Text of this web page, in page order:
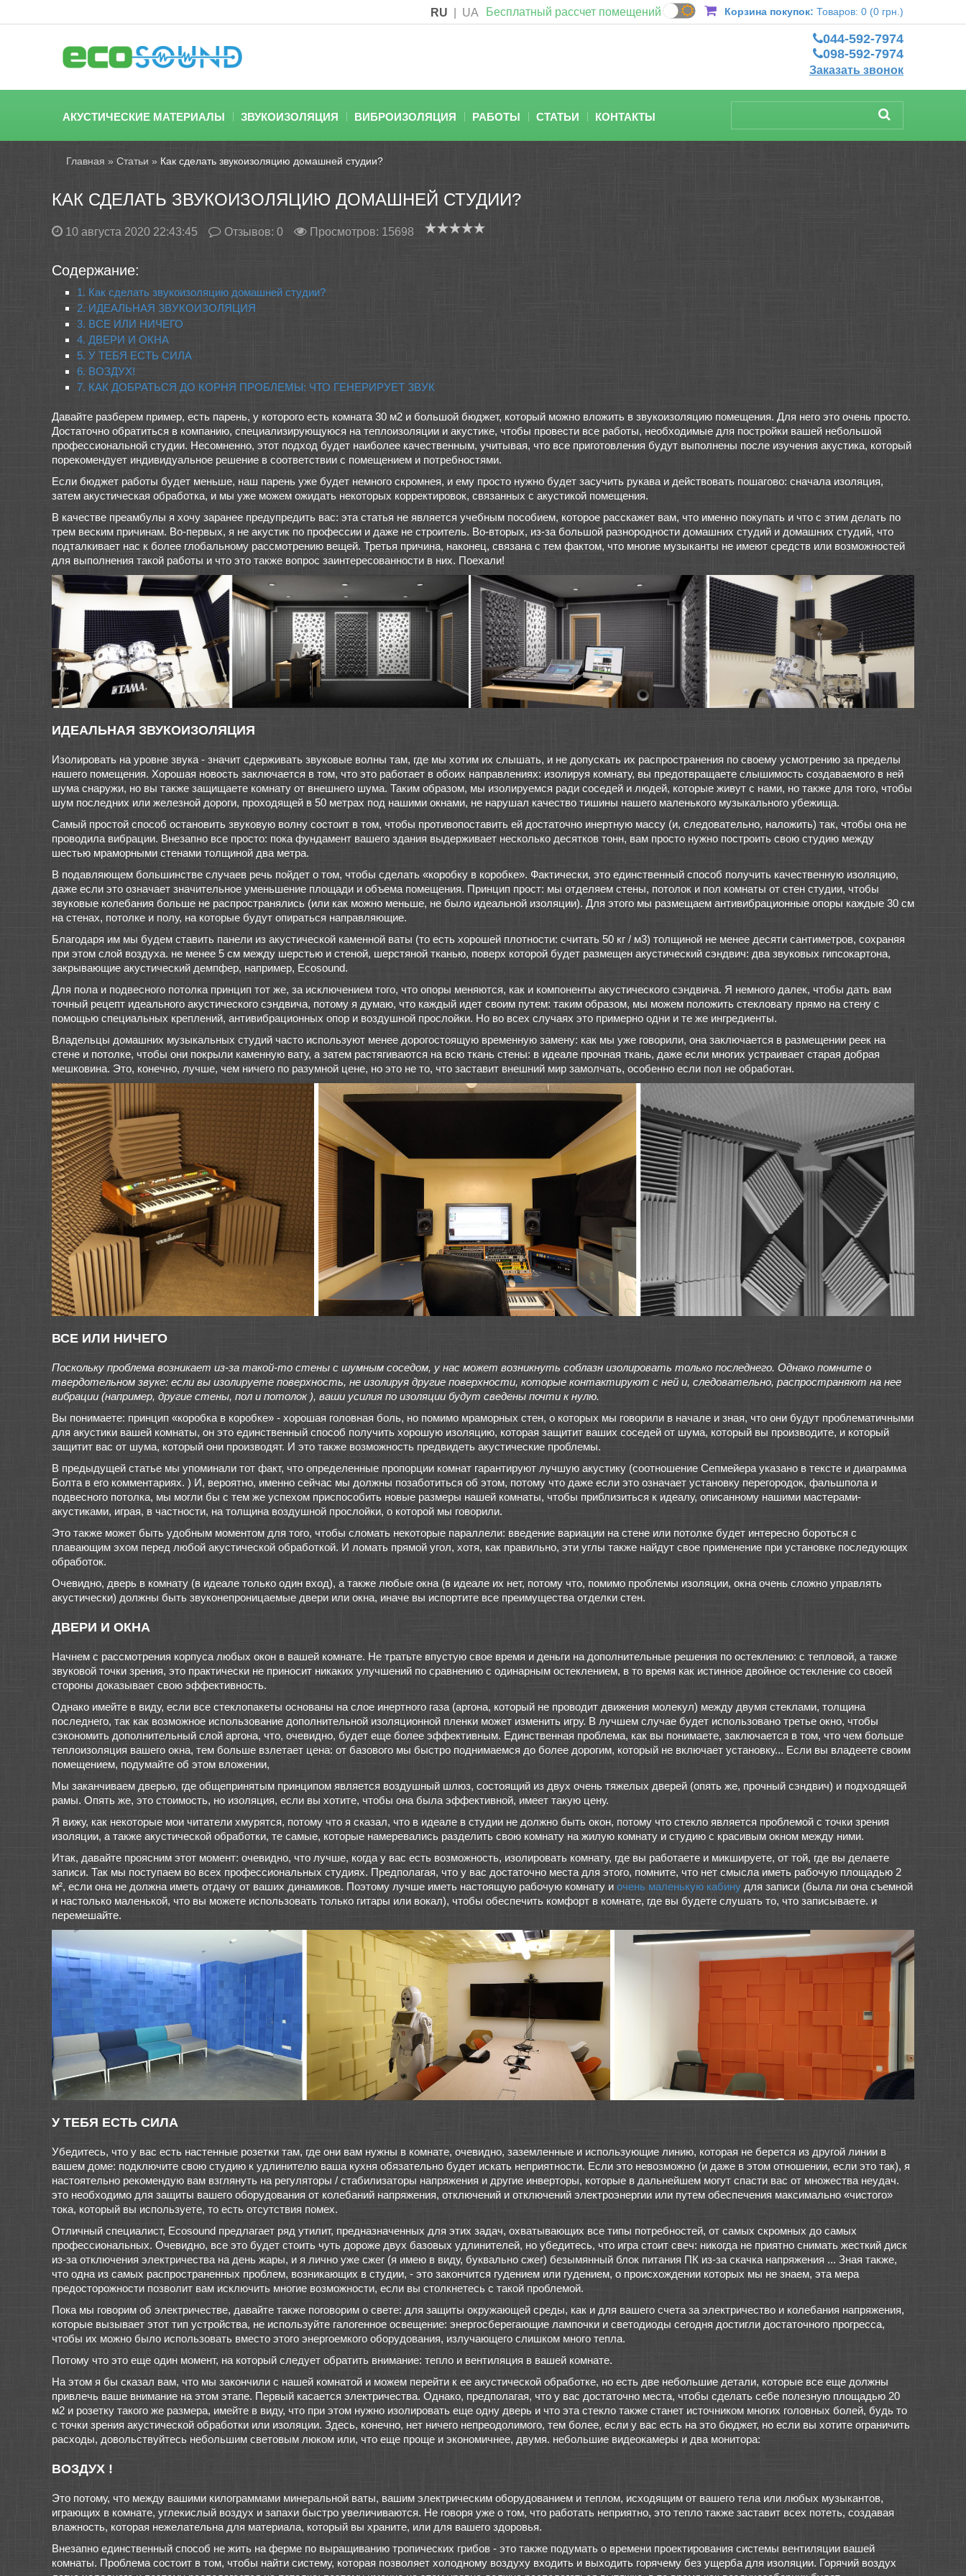
RU UA Бесплатный рассчет помещений Корзина покупок: Товаров: 0 (0 грн.)
044-592-7974
098-592-7974
Заказать звонок
АКУСТИЧЕСКИЕ МАТЕРИАЛЫ ЗВУКОИЗОЛЯЦИЯ ВИБРОИЗОЛЯЦИЯ РАБОТЫ СТАТЬИ КОНТАКТЫ
Главная » Статьи » Как сделать звукоизоляцию домашней студии?
КАК СДЕЛАТЬ ЗВУКОИЗОЛЯЦИЮ ДОМАШНЕЙ СТУДИИ?
10 августа 2020 22:43:45 Отзывов: 0 Просмотров: 15698
Содержание:
1. Как сделать звукоизоляцию домашней студии?
2. ИДЕАЛЬНАЯ ЗВУКОИЗОЛЯЦИЯ
3. ВСЕ ИЛИ НИЧЕГО
4. ДВЕРИ И ОКНА
5. У ТЕБЯ ЕСТЬ СИЛА
6. ВОЗДУХ!
7. КАК ДОБРАТЬСЯ ДО КОРНЯ ПРОБЛЕМЫ: ЧТО ГЕНЕРИРУЕТ ЗВУК
Давайте разберем пример, есть парень, у которого есть комната 30 м2 и большой бюджет, который можно вложить в звукоизоляцию помещения. Для него это очень просто.
Достаточно обратиться в компанию, специализирующуюся на теплоизоляции и акустике, чтобы провести все работы, необходимые для постройки вашей небольшой
профессиональной студии. Несомненно, этот подход будет наиболее качественным, учитывая, что все приготовления будут выполнены после изучения акустика, который
порекомендует индивидуальное решение в соответствии с помещением и потребностями.
Если бюджет работы будет меньше, наш парень уже будет немного скромнея, и ему просто нужно будет засучить рукава и действовать пошагово: сначала изоляция,
затем акустическая обработка, и мы уже можем ожидать некоторых корректировок, связанных с акустикой помещения.
В качестве преамбулы я хочу заранее предупредить вас: эта статья не является учебным пособием, которое расскажет вам, что именно покупать и что с этим делать по
трем веским причинам. Во-первых, я не акустик по профессии и даже не строитель. Во-вторых, из-за большой разнородности домашних студий и домашних студий, что
подталкивает нас к более глобальному рассмотрению вещей. Третья причина, наконец, связана с тем фактом, что многие музыканты не имеют средств или возможностей
для выполнения такой работы и что это также вопрос заинтересованности в них. Поехали!
ИДЕАЛЬНАЯ ЗВУКОИЗОЛЯЦИЯ
Изолировать на уровне звука - значит сдерживать звуковые волны там, где мы хотим их слышать, и не допускать их распространения по своему усмотрению за пределы
нашего помещения. Хорошая новость заключается в том, что это работает в обоих направлениях: изолируя комнату, вы предотвращаете слышимость создаваемого в ней
шума снаружи, но вы также защищаете комнату от внешнего шума. Таким образом, мы изолируемся ради соседей и людей, которые живут с нами, но также для того, чтобы
шум последних или железной дороги, проходящей в 50 метрах под нашими окнами, не нарушал качество тишины нашего маленького музыкального убежища.
Самый простой способ остановить звуковую волну состоит в том, чтобы противопоставить ей достаточно инертную массу (и, следовательно, наложить) так, чтобы она не
проводила вибрации. Внезапно все просто: пока фундамент вашего здания выдерживает несколько десятков тонн, вам просто нужно построить свою студию между
шестью мраморными стенами толщиной два метра.
В подавляющем большинстве случаев речь пойдет о том, чтобы сделать «коробку в коробке». Фактически, это единственный способ получить качественную изоляцию,
даже если это означает значительное уменьшение площади и объема помещения. Принцип прост: мы отделяем стены, потолок и пол комнаты от стен студии, чтобы
звуковые колебания больше не распространялись (или как можно меньше, не было идеальной изоляции). Для этого мы размещаем антивибрационные опоры каждые 30 см
на стенах, потолке и полу, на которые будут опираться направляющие.
Благодаря им мы будем ставить панели из акустической каменной ваты (то есть хорошей плотности: считать 50 кг / м3) толщиной не менее десяти сантиметров, сохраняя
при этом слой воздуха. не менее 5 см между шерстью и стеной, шерстяной тканью, поверх которой будет размещен акустический сэндвич: два звуковых гипсокартона,
закрывающие акустический демпфер, например, Ecosound.
Для пола и подвесного потолка принцип тот же, за исключением того, что опоры меняются, как и компоненты акустического сэндвича. Я немного далек, чтобы дать вам
точный рецепт идеального акустического сэндвича, потому я думаю, что каждый идет своим путем: таким образом, мы можем положить стекловату прямо на стену с
помощью специальных креплений, антивибрационных опор и воздушной прослойки. Но во всех случаях это примерно одни и те же ингредиенты.
Владельцы домашних музыкальных студий часто используют менее дорогостоящую временную замену: как мы уже говорили, она заключается в размещении реек на
стене и потолке, чтобы они покрыли каменную вату, а затем растягиваются на всю ткань стены: в идеале прочная ткань, даже если многих устраивает старая добрая
мешковина. Это, конечно, лучше, чем ничего по разумной цене, но это не то, что заставит внешний мир замолчать, особенно если пол не обработан.
ВСЕ ИЛИ НИЧЕГО
Поскольку проблема возникает из-за такой-то стены с шумным соседом, у нас может возникнуть соблазн изолировать только последнего. Однако помните о
твердотельном звуке: если вы изолируете поверхность, не изолируя другие поверхности, которые контактируют с ней и, следовательно, распространяют на нее
вибрации (например, другие стены, пол и потолок ), ваши усилия по изоляции будут сведены почти к нулю.
Вы понимаете: принцип «коробка в коробке» - хорошая головная боль, но помимо мраморных стен, о которых мы говорили в начале и зная, что они будут проблематичными
для акустики вашей комнаты, он это единственный способ получить хорошую изоляцию, которая защитит ваших соседей от шума, который вы производите, и который
защитит вас от шума, который они производят. И это также возможность предвидеть акустические проблемы.
В предыдущей статье мы упоминали тот факт, что определенные пропорции комнат гарантируют лучшую акустику (соотношение Сепмейера указано в тексте и диаграмма
Болта в его комментариях. ) И, вероятно, именно сейчас мы должны позаботиться об этом, потому что даже если это означает установку перегородок, фальшпола и
подвесного потолка, мы могли бы с тем же успехом приспособить новые размеры нашей комнаты, чтобы приблизиться к идеалу, описанному нашими мастерами-
акустиками, играя, в частности, на толщина воздушной прослойки, о которой мы говорили.
Это также может быть удобным моментом для того, чтобы сломать некоторые параллели: введение вариации на стене или потолке будет интересно бороться с
плавающим эхом перед любой акустической обработкой. И ломать прямой угол, хотя, как правильно, эти углы также найдут свое применение при установке последующих
обработок.
Очевидно, дверь в комнату (в идеале только один вход), а также любые окна (в идеале их нет, потому что, помимо проблемы изоляции, окна очень сложно управлять
акустически) должны быть звуконепроницаемые двери или окна, иначе вы испортите все преимущества отделки стен.
ДВЕРИ И ОКНА
Начнем с рассмотрения корпуса любых окон в вашей комнате. Не тратьте впустую свое время и деньги на дополнительные решения по остеклению: с тепловой, а также
звуковой точки зрения, это практически не приносит никаких улучшений по сравнению с одинарным остеклением, в то время как истинное двойное остекление со своей
стороны доказывает свою эффективность.
Однако имейте в виду, если все стеклопакеты основаны на слое инертного газа (аргона, который не проводит движения молекул) между двумя стеклами, толщина
последнего, так как возможное использование дополнительной изоляционной пленки может изменить игру. В лучшем случае будет использовано третье окно, чтобы
сэкономить дополнительный слой аргона, что, очевидно, будет еще более эффективным. Единственная проблема, как вы понимаете, заключается в том, что чем больше
теплоизоляция вашего окна, тем больше взлетает цена: от базового мы быстро поднимаемся до более дорогим, который не включает установку... Если вы владеете своим
помещением, подумайте об этом вложении,
Мы заканчиваем дверью, где общепринятым принципом является воздушный шлюз, состоящий из двух очень тяжелых дверей (опять же, прочный сэндвич) и подходящей
рамы. Опять же, это стоимость, но изоляция, если вы хотите, чтобы она была эффективной, имеет такую ​​цену.
Я вижу, как некоторые мои читатели хмурятся, потому что я сказал, что в идеале в студии не должно быть окон, потому что стекло является проблемой с точки зрения
изоляции, а также акустической обработки, те самые, которые намеревались разделить свою комнату на жилую комнату и студию с красивым окном между ними.
Итак, давайте проясним этот момент: очевидно, что лучше, когда у вас есть возможность, изолировать комнату, где вы работаете и микшируете, от той, где вы делаете
записи. Так мы поступаем во всех профессиональных студиях. Предполагая, что у вас достаточно места для этого, помните, что нет смысла иметь рабочую площадью 2
м², если она не должна иметь отдачу от ваших динамиков. Поэтому лучше иметь настоящую рабочую комнату и очень маленькую кабину для записи (была ли она съемной
и настолько маленькой, что вы можете использовать только гитары или вокал), чтобы обеспечить комфорт в комнате, где вы будете слушать то, что записываете. и
перемешайте.
У ТЕБЯ ЕСТЬ СИЛА
Убедитесь, что у вас есть настенные розетки там, где они вам нужны в комнате, очевидно, заземленные и использующие линию, которая не берется из другой линии в
вашем доме: подключите свою студию к удлинителю ваша кухня обязательно будет искать неприятности. Если это невозможно (и даже в этом отношении, если это так), я
настоятельно рекомендую вам взглянуть на регуляторы / стабилизаторы напряжения и другие инверторы, которые в дальнейшем могут спасти вас от множества неудач.
это необходимо для защиты вашего оборудования от колебаний напряжения, отключений и отключений электроэнергии или путем обеспечения максимально «чистого»
тока, который вы используете, то есть отсутствия помех.
Отличный специалист, Ecosound предлагает ряд утилит, предназначенных для этих задач, охватывающих все типы потребностей, от самых скромных до самых
профессиональных. Очевидно, все это будет стоить чуть дороже двух базовых удлинителей, но убедитесь, что игра стоит свеч: никогда не приятно снимать жесткий диск
из-за отключения электричества на день жары, и я лично уже сжег (я имею в виду, буквально сжег) безымянный блок питания ПК из-за скачка напряжения ... Зная также,
что одна из самых распространенных проблем, возникающих в студии, - это закончится гудением или гудением, о происхождении которых мы не знаем, эта мера
предосторожности позволит вам исключить многие возможности, если вы столкнетесь с такой проблемой.
Пока мы говорим об электричестве, давайте также поговорим о свете: для защиты окружающей среды, как и для вашего счета за электричество и колебания напряжения,
которые вызывает этот тип устройства, не используйте галогенное освещение: энергосберегающие лампочки и светодиоды сегодня достигли достаточного прогресса,
чтобы их можно было использовать вместо этого энергоемкого оборудования, излучающего слишком много тепла.
Потому что это еще один момент, на который следует обратить внимание: тепло и вентиляция в вашей комнате.
На этом я бы сказал вам, что мы закончили с нашей комнатой и можем перейти к ее акустической обработке, но есть две небольшие детали, которые все еще должны
привлечь ваше внимание на этом этапе. Первый касается электричества. Однако, предполагая, что у вас достаточно места, чтобы сделать себе полезную площадью 20
м2 и розетку такого же размера, имейте в виду, что при этом нужно изолировать еще одну дверь и что эта стекло также станет источником многих головных болей, будь то
с точки зрения акустической обработки или изоляции. Здесь, конечно, нет ничего непреодолимого, тем более, если у вас есть на это бюджет, но если вы хотите ограничить
расходы, довольствуйтесь небольшим световым люком или, что еще проще и экономичнее, двумя. небольшие видеокамеры и два монитора:
ВОЗДУХ !
Это потому, что между вашими килограммами минеральной ваты, вашим электрическим оборудованием и теплом, исходящим от вашего тела или любых музыкантов,
играющих в комнате, углекислый воздух и запахи быстро увеличиваются. Не говоря уже о том, что работать неприятно, это тепло также заставит всех потеть, создавая
влажность, которая нежелательна для материала, который вы храните, или для вашего здоровья.
Внезапно единственный способ не жить на ферме по выращиванию тропических грибов - это также подумать о времени проектирования системы вентиляции вашей
комнаты. Проблема состоит в том, чтобы найти систему, которая позволяет холодному воздуху входить и выходить горячему без ущерба для изоляции. Горячий воздух